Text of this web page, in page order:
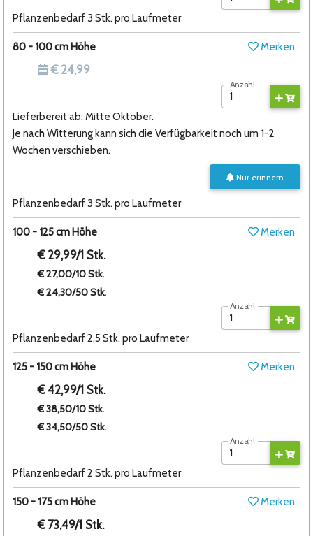
Pflanzenbedarf 3 Stk. pro Laufmeter
80 - 100 cm Höhe Merken
€ 24,99
Anzahl
Lieferbereit ab: Mitte Oktober.
Je nach Witterung kann sich die Verfügbarkeit noch um 1-2
Wochen verschieben.
Nur erinnern
Pflanzenbedarf 3 Stk. pro Laufmeter
100 - 125 cm Höhe Merken
€ 29,99/1 Stk.
€ 27,00/10 Stk.
€ 24,30/50 Stk.
Anzahl
Pflanzenbedarf 2,5 Stk. pro Laufmeter
125 - 150 cm Höhe Merken
€ 42,99/1 Stk.
€ 38,50/10 Stk.
€ 34,50/50 Stk.
Anzahl
Pflanzenbedarf 2 Stk. pro Laufmeter
150 - 175 cm Höhe Merken
€ 73,49/1 Stk.